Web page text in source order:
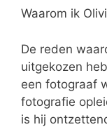
Waarom ik
De reden
uitgekozen
een fotograaf
fotografie
is hij